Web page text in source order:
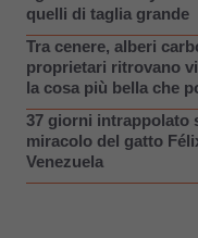
quelli di taglia grande
Tra cenere, alberi
proprietari ritrovano
la cosa più bella che
37 giorni intrappolato
miracolo del gatto
Venezuela